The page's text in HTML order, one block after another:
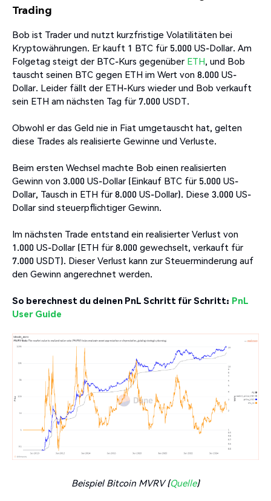
Trading
Bob ist Trader und nutzt kurzfristige Volatilitäten bei
Kryptowährungen. Er kauft 1 BTC für 5.000 US-Dollar. Am
Folgetag steigt der BTC-Kurs gegenüber ETH, und Bob
tauscht seinen BTC gegen ETH im Wert von 8.000 US-
Dollar. Leider fällt der ETH-Kurs wieder und Bob verkauft
sein ETH am nächsten Tag für 7.000 USDT.
Obwohl er das Geld nie in Fiat umgetauscht hat, gelten
diese Trades als realisierte Gewinne und Verluste.
Beim ersten Wechsel machte Bob einen realisierten
Gewinn von 3.000 US-Dollar (Einkauf BTC für 5.000 US-
Dollar, Tausch in ETH für 8.000 US-Dollar). Diese 3.000 US-
Dollar sind steuerpflichtiger Gewinn.
Im nächsten Trade entstand ein realisierter Verlust von
1.000 US-Dollar (ETH für 8.000 gewechselt, verkauft für
7.000 USDT). Dieser Verlust kann zur Steuerminderung auf
den Gewinn angerechnet werden.
So berechnest du deinen PnL Schritt für Schritt: PnL
User Guide
Beispiel Bitcoin MVRV (Quelle)